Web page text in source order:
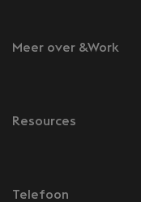
Meer over &Work
Resources
Telefoon